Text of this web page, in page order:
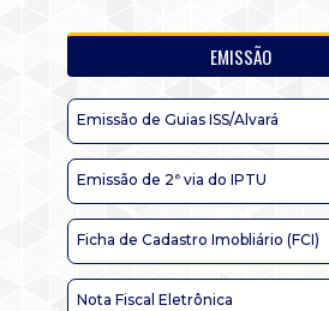
EMISSÃO
Emissão de Guias ISS/Alvará
Emissão de 2ª via do IPTU
Ficha de Cadastro Imobliário (FCI)
Nota Fiscal Eletrônica